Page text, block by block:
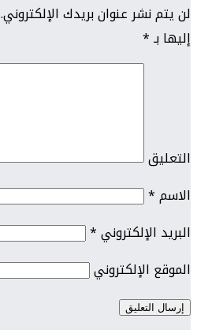
لن يتم نشر عنوان بريدك الإلكتروني.
إليها بـ*
التعليق
الاسم*
البريد الإلكتروني*
الموقع الإلكتروني